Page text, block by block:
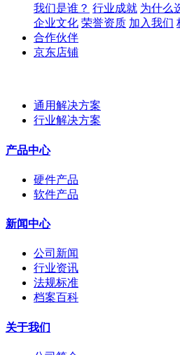
我们是谁？ 行业成就 为什么
企业文化 荣誉资质 加入我们
合作伙伴
京东店铺
通用解决方案
行业解决方案
产品中心
硬件产品
软件产品
新闻中心
公司新闻
行业资讯
法规标准
档案百科
关于我们